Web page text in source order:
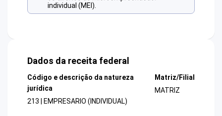
individual (MEI).
Dados da receita federal
Código e descrição da natureza
jurídica
213 | EMPRESARIO (INDIVIDUAL)
Matriz/Filial
MATRIZ